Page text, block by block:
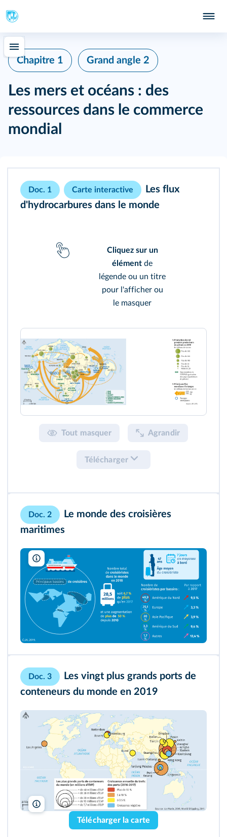
Chapitre 1 Grand angle 2
Les mers et océans : des
ressources dans le commerce
mondial
Doc. 1 Carte interactive
Les flux
d'hydrocarbures dans le monde
Cliquez sur un
élément de
légende ou un titre
pour l'afficher ou
le masquer
Tout masquer Agrandir
Télécharger
Doc. 2
Le monde des croisières
maritimes
lelivrescolaire.fr
Doc. 3
Les vingt plus grands ports de
conteneurs du monde en 2019
lelivrescolaire.fr
Télécharger la carte